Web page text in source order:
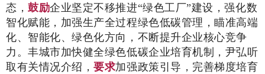
态，鼓励企业坚定不移推进“绿色工厂”建设，强化数
智化赋能，加强生产全过程绿色低碳管理，瞄准高端
化、智能化、绿色化方向，不断提升企业核心竞争
力。丰城市加快健全绿色低碳企业培育机制，尹弘听
取有关情况介绍，要求加强政策引导，完善梯度培育